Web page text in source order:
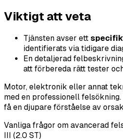
Viktigt att veta
Tjänsten avser ett
identifierats via tidigare
En detaljerad
att förbereda rätt tester
Motor, elektronik eller annat
med en professionell felsökning.
få en djupare förståelse av
Vanliga frågor om avancerad
III (2.0 ST)